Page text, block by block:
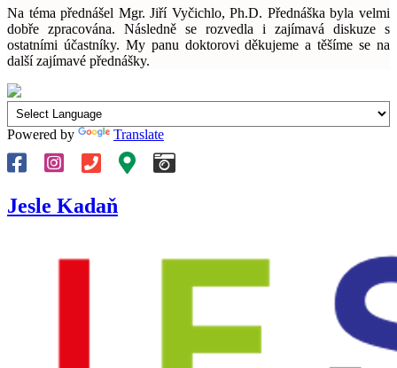
Na téma přednášel Mgr. Jiří Vyčichlo, Ph.D. Přednáška byla velmi
dobře zpracována. Následně se rozvedla i zajímavá diskuze s
ostatními účastníky. My panu doktorovi děkujeme a těšíme se na
další zajímavé přednášky.
Powered by Translate
Jesle Kadaň